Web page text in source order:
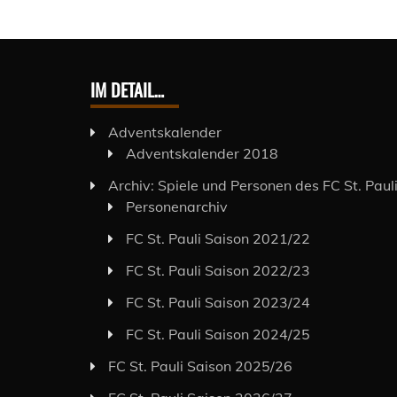
IM DETAIL…
Adventskalender
Adventskalender 2018
Archiv: Spiele und Personen des FC St. Pauli
Personenarchiv
FC St. Pauli Saison 2021/22
FC St. Pauli Saison 2022/23
FC St. Pauli Saison 2023/24
FC St. Pauli Saison 2024/25
FC St. Pauli Saison 2025/26